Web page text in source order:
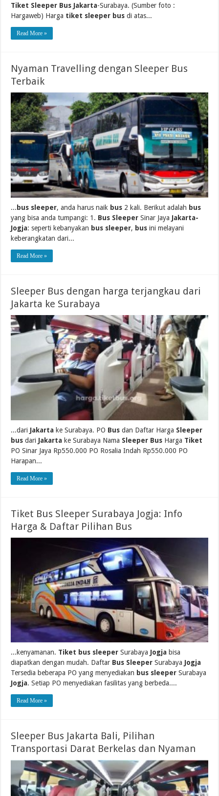
Tiket Sleeper Bus Jakarta-Surabaya. (Sumber foto :
Hargaweb) Harga tiket sleeper bus di atas...
Read More »
Nyaman Travelling dengan Sleeper Bus
Terbaik
... bus sleeper, anda harus naik bus 2 kali. Berikut adalah bus
yang bisa anda tumpangi: 1. Bus Sleeper Sinar Jaya Jakarta-
Jogja: seperti kebanyakan bus sleeper, bus ini melayani
keberangkatan dari...
Read More »
Sleeper Bus dengan harga terjangkau dari
Jakarta ke Surabaya
...dari Jakarta ke Surabaya. PO Bus dan Daftar Harga Sleeper
bus dari Jakarta ke Surabaya Nama Sleeper Bus Harga Tiket
PO Sinar Jaya Rp550.000 PO Rosalia Indah Rp550.000 PO
Harapan...
Read More »
Tiket Bus Sleeper Surabaya Jogja: Info
Harga & Daftar Pilihan Bus
...kenyamanan. Tiket bus sleeper Surabaya Jogja bisa
diapatkan dengan mudah. Daftar Bus Sleeper Surabaya Jogja
Tersedia beberapa PO yang menyediakan bus sleeper Surabaya
Jogja. Setiap PO menyediakan fasilitas yang berbeda....
Read More »
Sleeper Bus Jakarta Bali, Pilihan
Transportasi Darat Berkelas dan Nyaman